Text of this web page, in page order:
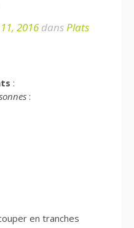
2016dansPlats
:
:
en tranches